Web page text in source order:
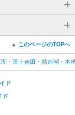
このページのTOPへ
・富士吉田・精進湖・本
ド
ド